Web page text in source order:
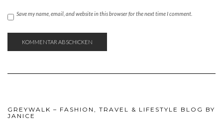
Save my name, email, and website in this browser for the next time I comment.
GREYWALK – FASHION, TRAVEL & LIFESTYLE BLOG BY
JANICE